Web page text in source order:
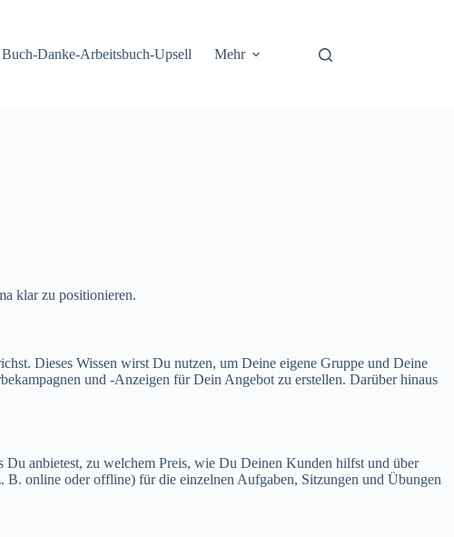
Buch-Danke-Arbeitsbuch-Upsell Mehr
klar zu positionieren.
Dieses Wissen wirst Du nutzen, um Deine eigene Gruppe und Deine
und -Anzeigen für Dein Angebot zu erstellen. Darüber hinaus
Du anbietest, zu welchem Preis, wie Du Deinen Kunden hilfst und über
online oder offline) für die einzelnen Aufgaben, Sitzungen und Übungen